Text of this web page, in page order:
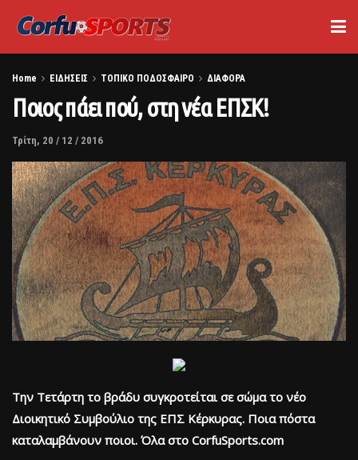
Home ΕΙΔΗΣΕΙΣ ΤΟΠΙΚΟ ΠΟΔΟΣΦΑΙΡΟ ΔΙΑΦΟΡΑ
Ποιος πάει πού, στη νέα ΕΠΣΚ!
Τρίτη, 20 / 12 / 2016
Tην Τετάρτη το βράδυ συγκροτείται σε σώμα το νέο
Διοικητικό Συμβούλιο της ΕΠΣ Κέρκυρας. Ποια πόστα
καταλαμβάνουν ποιοι. Όλα στο CorfuSports.com